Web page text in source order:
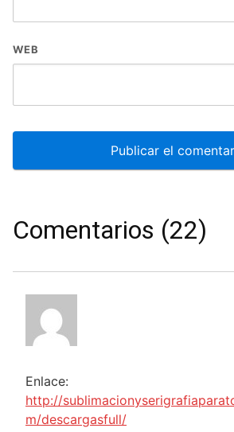
WEB
Comentarios (22)
Enlace:
http://
m/descargasfull/